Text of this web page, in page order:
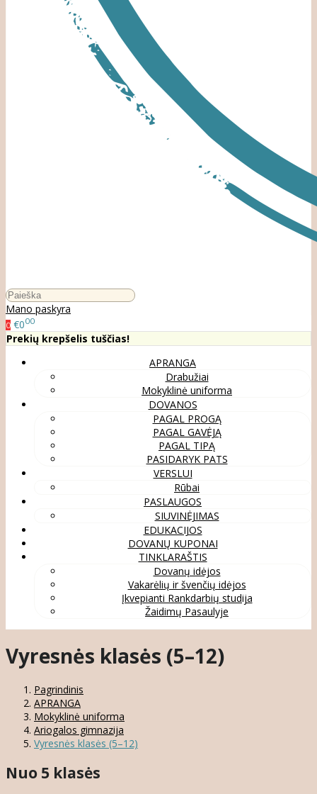
Mano paskyra
0 €000
Prekių krepšelis tuščias!
APRANGA
Drabužiai
Mokyklinė uniforma
DOVANOS
PAGAL PROGĄ
PAGAL GAVĖJĄ
PAGAL TIPĄ
PASIDARYK PATS
VERSLUI
Rūbai
PASLAUGOS
SIUVINĖJIMAS
EDUKACIJOS
DOVANŲ KUPONAI
TINKLARAŠTIS
Dovanų idėjos
Vakarėlių ir švenčių idėjos
Įkvepianti Rankdarbių studija
Žaidimų Pasaulyje
Vyresnės klasės (5–12)
Pagrindinis
APRANGA
Mokyklinė uniforma
Ariogalos gimnazija
Vyresnės klasės (5–12)
Nuo 5 klasės